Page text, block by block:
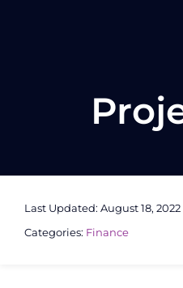
Last Updated: August 18, 2022
Categories: Finance